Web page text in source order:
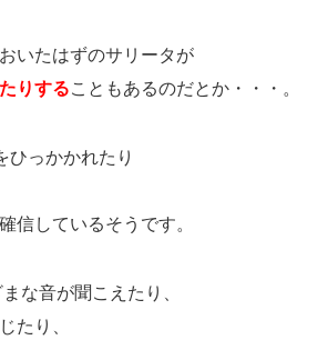
いたはずのサリータが
りすることもあるのだとか・・・。
ひっかかれたり
信しているそうです。
な音が聞こえたり、
たり、